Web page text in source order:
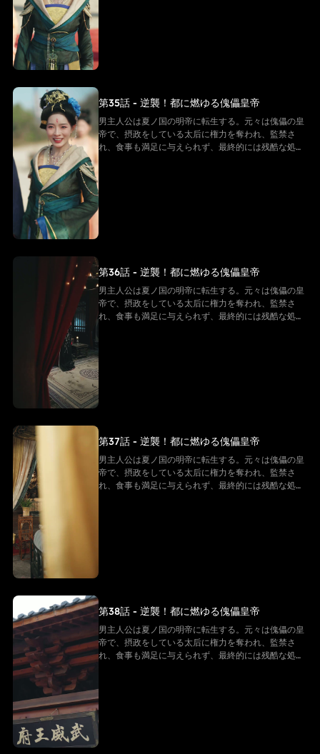
ちと戦い始める。そして「帝王システム」という特別
な力を手に入れ、冷徹な決断を下し、太后の勢力を一
る。そして、次々に迫る危機を解決していく
第35話 - 逆襲！都に燃ゆる傀儡皇帝
男主人公は夏ノ国の明帝に転生する。元々は傀儡の皇
帝で、摂政をしている太后に権力を奪われ、監禁さ
れ、食事も満足に与えられず、最終的には残酷な処刑
を受け、命を落とす。しかし、転生後の男主は同じ悲
な力を手に入れ、冷徹な決断を下し、太后の勢力を一
つずつ排除しながら自らを強化し、皇后の愛を勝ち取
第36話 - 逆襲！都に燃ゆる傀儡皇帝
男主人公は夏ノ国の明帝に転生する。元々は傀儡の皇
帝で、摂政をしている太后に権力を奪われ、監禁さ
れ、食事も満足に与えられず、最終的には残酷な処刑
劇を繰り返すことを拒み、強い意志で反逆的な太后た
ちと戦い始める。そして「帝王システム」という特別
つずつ排除しながら自らを強化し、皇后の愛を勝ち取
る。そして、次々に迫る危機を解決していく
第37話 - 逆襲！都に燃ゆる傀儡皇帝
男主人公は夏ノ国の明帝に転生する。元々は傀儡の皇
帝で、摂政をしている太后に権力を奪われ、監禁さ
れ、食事も満足に与えられず、最終的には残酷な処刑
第38話 - 逆襲！都に燃ゆる傀儡皇帝
男主人公は夏ノ国の明帝に転生する。元々は傀儡の皇
帝で、摂政をしている太后に権力を奪われ、監禁さ
れ、食事も満足に与えられず、最終的には残酷な処刑
な力を手に入れ、冷徹な決断を下し、太后の勢力を一
つずつ排除しながら自らを強化し、皇后の愛を勝ち取